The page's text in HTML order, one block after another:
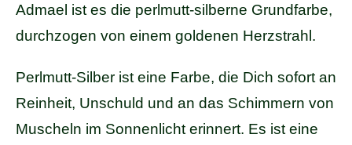
Admael ist es die perlmutt-silberne Grundfarbe,
durchzogen von einem goldenen Herzstrahl.
Perlmutt-Silber ist eine Farbe, die Dich sofort an
Reinheit, Unschuld und an das Schimmern von
Muscheln im Sonnenlicht erinnert. Es ist eine